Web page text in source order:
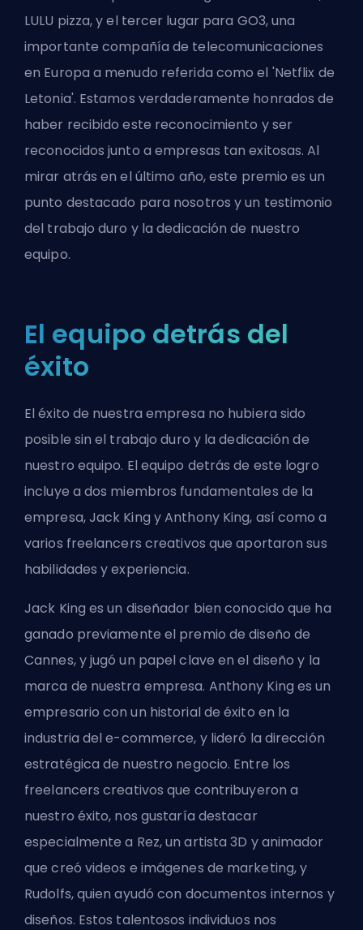
LULU pizza, y el tercer lugar para GO3, una
importante compañía de telecomunicaciones
en Europa a menudo referida como el 'Netflix de
Letonia'. Estamos verdaderamente honrados de
haber recibido este reconocimiento y ser
reconocidos junto a empresas tan exitosas. Al
mirar atrás en el último año, este premio es un
punto destacado para nosotros y un testimonio
del trabajo duro y la dedicación de nuestro
equipo.
El equipo detrás del
éxito
El éxito de nuestra empresa no hubiera sido
posible sin el trabajo duro y la dedicación de
nuestro equipo. El equipo detrás de este logro
incluye a dos miembros fundamentales de la
empresa, Jack King y Anthony King, así como a
varios freelancers creativos que aportaron sus
habilidades y experiencia.
Jack King es un diseñador bien conocido que ha
ganado previamente el premio de diseño de
Cannes, y jugó un papel clave en el diseño y la
marca de nuestra empresa. Anthony King es un
empresario con un historial de éxito en la
industria del e-commerce, y lideró la dirección
estratégica de nuestro negocio. Entre los
freelancers creativos que contribuyeron a
nuestro éxito, nos gustaría destacar
especialmente a Rez, un artista 3D y animador
que creó videos e imágenes de marketing, y
Rudolfs, quien ayudó con documentos internos y
diseños. Estos talentosos individuos nos